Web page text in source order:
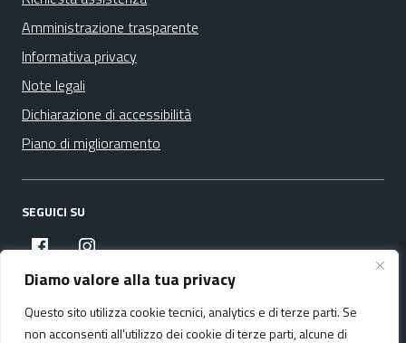
Diamo valore alla tua privacy
Questo sito utilizza cookie tecnici, analytics e di terze parti. Se
non acconsenti all'utilizzo dei cookie di terze parti, alcune di
Amministrazione trasparente
Informativa privacy
Note legali
Dichiarazione di accessibilità
Piano di miglioramento
SEGUICI SU
facebookinstagram
Media policy Mappa del sito